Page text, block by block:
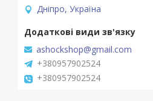
Дніпро, Україна
ashockshop@gmail.com
+380957902524
+380957902524